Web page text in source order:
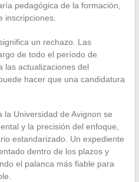
pedagógica de la formación,
inscripciones.
un rechazo. Las
de todo el período de
las actualizaciones del
hacer que una candidatura
Universidad de Avignon se
y la precisión del enfoque,
estandarizado. Un expediente
dentro de los plazos y
el palanca más fiable para